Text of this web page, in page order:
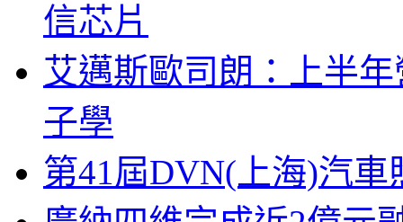
信芯片
艾邁斯歐司朗：上半
子學
第41屆DVN(上海)汽